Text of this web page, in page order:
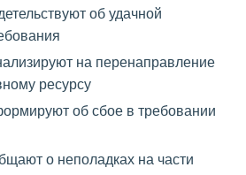
об удачной
на перенаправление
ресурсу
об сбое в требовании
о неполадках на части